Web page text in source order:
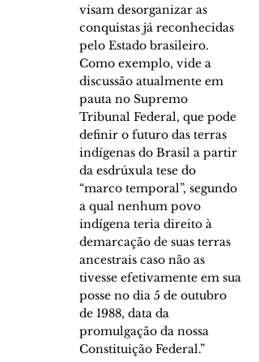
visam desorganizar as
conquistas já reconhecidas
pelo Estado brasileiro.
Como exemplo, vide a
discussão atualmente em
pauta no Supremo
Tribunal Federal, que pode
definir o futuro das terras
indígenas do Brasil a partir
da esdrúxula tese do
“marco temporal”, segundo
a qual nenhum povo
indígena teria direito à
demarcação de suas terras
ancestrais caso não as
tivesse efetivamente em sua
posse no dia 5 de outubro
de 1988, data da
promulgação da nossa
Constituição Federal.”